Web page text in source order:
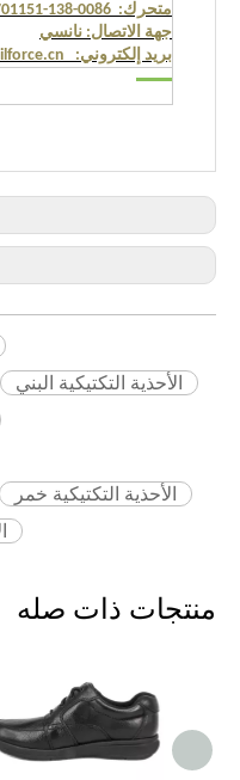
متحرك: 0086-138-52701151
جهة الاتصال: نانسي
بريد إلكتروني: sales@milforce.cn
الأحذية التكتيكية البني
الأحذية التكتيكية خمر
منتجات ذات صله